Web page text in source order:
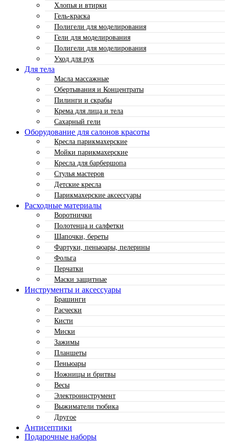
Хлопья и втирки
Гель-краска
Полигели для моделирования
Гели для моделирования
Полигели для моделирования
Уход для рук
Для тела
Масла массажные
Обертывания и Концентраты
Пилинги и скрабы
Крема для лица и тела
Сахарный гели
Оборудование для салонов красоты
Кресла парикмахерские
Мойки парикмахерские
Кресла для барбершопа
Стулья мастеров
Детские кресла
Парикмахерские аксессуары
Расходные материалы
Воротнички
Полотенца и салфетки
Шапочки, береты
Фартуки, пеньюары, пелерины
Фольга
Перчатки
Маски защитные
Инструменты и аксессуары
Брашинги
Расчески
Кисти
Миски
Зажимы
Планшеты
Пеньюары
Ножницы и бритвы
Весы
Электроинструмент
Выжиматели тюбика
Другое
Антисептики
Подарочные наборы